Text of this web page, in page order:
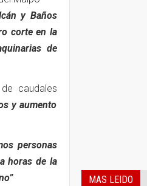
y Baños
corte en la
de
caudales
y aumento
personas
horas de la
MAS LEIDO